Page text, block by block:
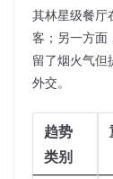
其林星级餐厅
客；另一方面
留了烟火气但
外交。
趋势
类别